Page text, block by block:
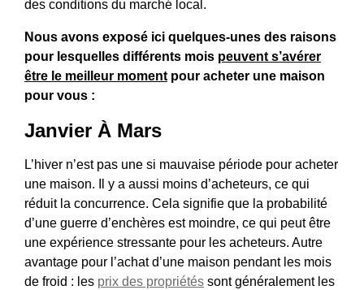
des conditions du marché local.
Nous avons exposé ici quelques-unes des raisons
pour lesquelles différents mois peuvent s’avérer
être le meilleur moment pour acheter une maison
pour vous :
Janvier À Mars
L’hiver n’est pas une si mauvaise période pour acheter
une maison. Il y a aussi moins d’acheteurs, ce qui
réduit la concurrence. Cela signifie que la probabilité
d’une guerre d’enchères est moindre, ce qui peut être
une expérience stressante pour les acheteurs. Autre
avantage pour l’achat d’une maison pendant les mois
de froid : les prix des propriétés sont généralement les